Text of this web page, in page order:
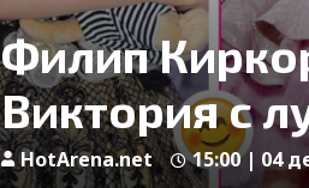
Филип
Виктория с
HotArena.net 15:00 | 04